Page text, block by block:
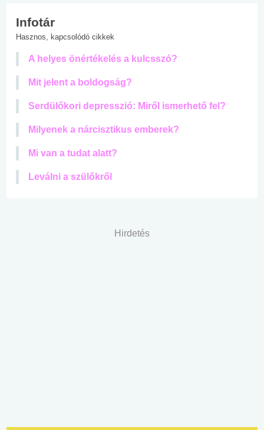
Infotár
Hasznos, kapcsolódó cikkek
A helyes önértékelés a kulcsszó?
Mit jelent a boldogság?
Serdülőkori depresszió: Miről ismerhető fel?
Milyenek a nárcisztikus emberek?
Mi van a tudat alatt?
Leválni a szülőkről
Hirdetés